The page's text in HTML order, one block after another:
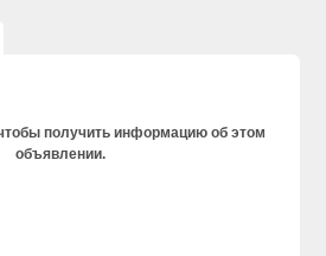
получить информацию об этом
объявлении.